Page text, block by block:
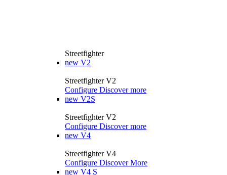
Streetfighter
new V2
Streetfighter V2
Configure Discover more
new V2S
Streetfighter V2
Configure Discover more
new V4
Streetfighter V4
Configure Discover More
new V4 S